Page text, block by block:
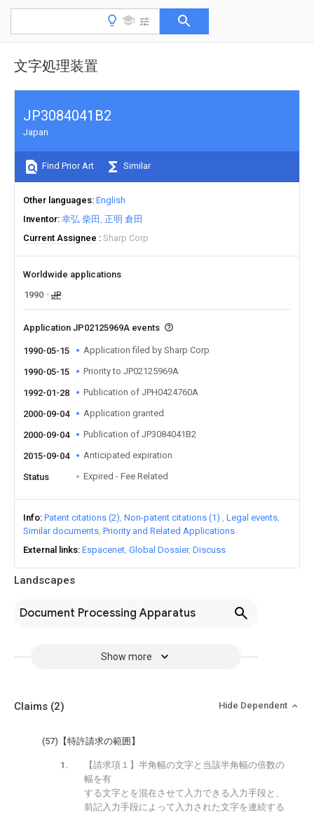
文字処理装置
Landscapes
Document Processing Apparatus
Show more
JP3084041B2
Japan
Find Prior Art Similar
Other languages English
Inventor 幸弘 柴田 正明 倉田
Current Assignee
Sharp Corp
Worldwide applications
1990
JP
Application JP02125969A events
1990-05-15 Application filed by Sharp Corp
1990-05-15 Priority to JP02125969A
1992-01-28 Publication of JPH0424760A
2000-09-04 Application granted
2000-09-04 Publication of JP3084041B2
2015-09-04 Anticipated expiration
Status Expired - Fee Related
Info Patent citations (2) Non-patent citations (1)
Legal events
Similar documents Priority and Related Applications
External links Espacenet Global Dossier Discuss
Claims (2) Hide Dependent
(57)【特許請求の範囲】
【請求項１】半角幅の文字と当該半角幅の倍数の
幅を有
する文字とを混在させて入力できる入力手段と、
前記入力手段によって入力された文字を連続する